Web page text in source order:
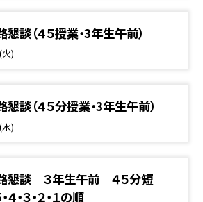
談（４５授業・3年生午前）
)
談（４５分授業・3年生午前）
)
懇談 ３年生午前 ４５分短
・３・２・１の順